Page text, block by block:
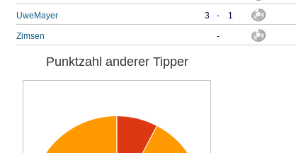
UweMayer 3 - 1
Zimsen -
Punktzahl anderer Tipper